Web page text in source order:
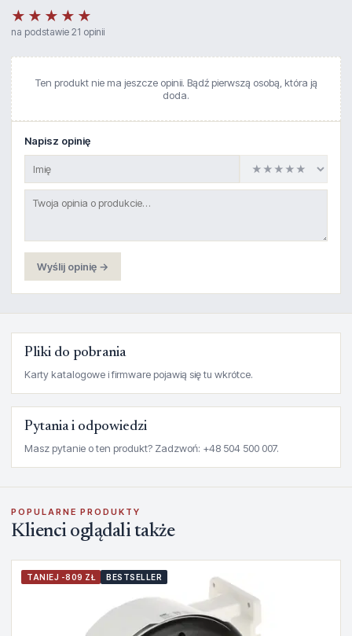
★★★★★
na podstawie 21 opinii
Ten produkt nie ma jeszcze opinii. Bądź pierwszą osobą, która ją
doda.
Napisz opinię
Wyślij opinię →
Pliki do pobrania
Karty katalogowe i firmware pojawią się tu wkrótce.
Pytania i odpowiedzi
Masz pytanie o ten produkt? Zadzwoń: +48 504 500 007.
POPULARNE PRODUKTY
Klienci oglądali także
TANIEJ -809 ZŁ BESTSELLER